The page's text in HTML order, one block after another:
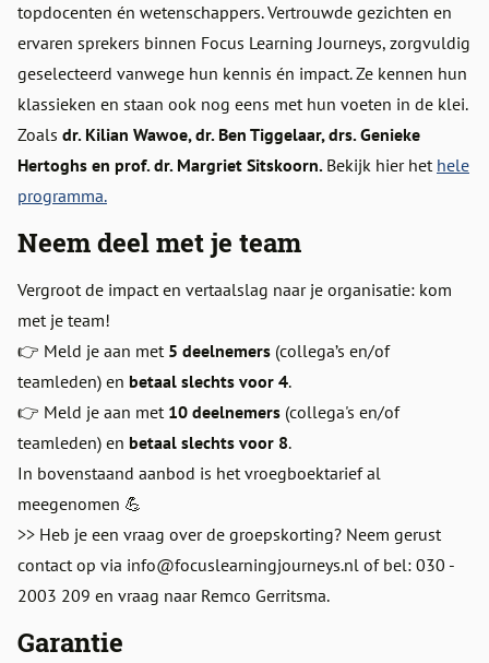
topdocenten én wetenschappers. Vertrouwde gezichten en
ervaren sprekers binnen Focus Learning Journeys, zorgvuldig
geselecteerd vanwege hun kennis én impact. Ze kennen hun
klassieken en staan ook nog eens met hun voeten in de klei.
Zoals dr. Kilian Wawoe, dr. Ben Tiggelaar, drs. Genieke
Hertoghs en prof. dr. Margriet Sitskoorn. Bekijk hier het hele
programma.
Neem deel met je team
Vergroot de impact en vertaalslag naar je organisatie: kom
met je team!
👉 Meld je aan met 5 deelnemers (collega’s en/of
teamleden) en betaal slechts voor 4.
👉 Meld je aan met 10 deelnemers (collega's en/of
teamleden) en betaal slechts voor 8.
In bovenstaand aanbod is het vroegboektarief al
meegenomen 💪
>> Heb je een vraag over de groepskorting? Neem gerust
contact op via info@focuslearningjourneys.nl of bel: 030 -
2003 209 en vraag naar Remco Gerritsma.
Garantie